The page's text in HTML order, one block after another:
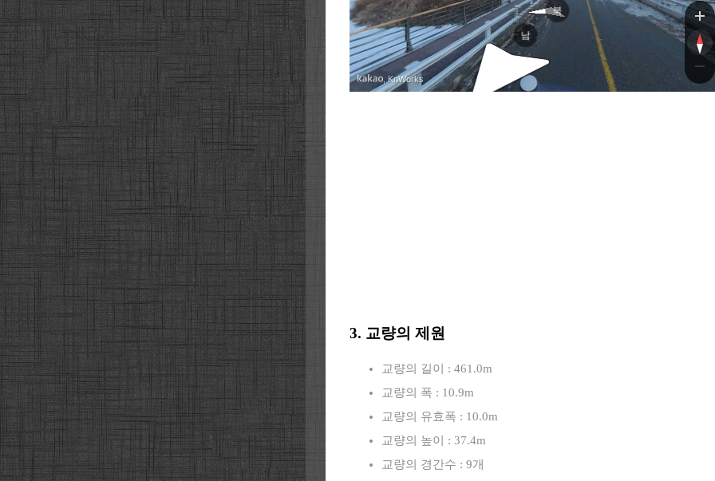
물안
북
남
, KnWorks
3. 교량의 제원
교량의 길이 : 461.0m
교량의 폭 : 10.9m
교량의 유효폭 : 10.0m
교량의 높이 : 37.4m
교량의 경간수 : 9개